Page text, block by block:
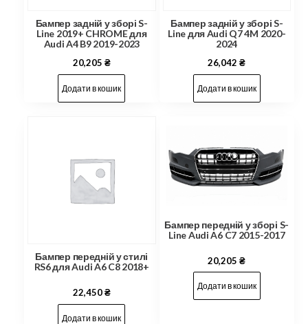
Бампер задній у зборі S-
Line 2019+ CHROME для
Audi A4 B9 2019-2023
20,205 ₴
Додати в кошик
Бампер задній у зборі S-
Line для Audi Q7 4M 2020-
2024
26,042₴
Додати в кошик
Бампер передній у стилі
RS6 для Audi A6 C8 2018+
22,450₴
Додати в кошик
Бампер передній у зборі S-
Line Audi A6 C7 2015-2017
20,205₴
Додати в кошик